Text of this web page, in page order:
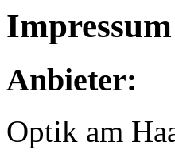
Impressum
Anbieter:
Optik am